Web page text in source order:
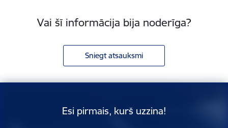
Vai šī informācija bija noderīga?
Sniegt atsauksmi
Esi pirmais, kurš uzzina!